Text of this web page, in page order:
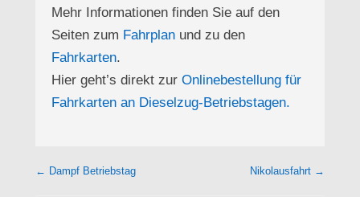
Mehr Informationen finden Sie auf den
Seiten zum Fahrplan und zu den
Fahrkarten.
Hier geht’s direkt zur Onlinebestellung für
Fahrkarten an Dieselzug-Betriebstagen.
Beitragsnavigation
← Dampf Betriebstag Nikolausfahrt →